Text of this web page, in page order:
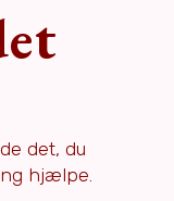
det, du
hjælpe.